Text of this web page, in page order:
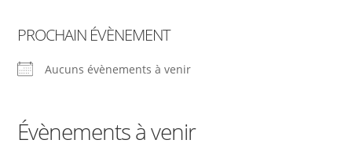
PROCHAIN ÉVÈNEMENT
Aucuns évènements à venir
Évènements à venir